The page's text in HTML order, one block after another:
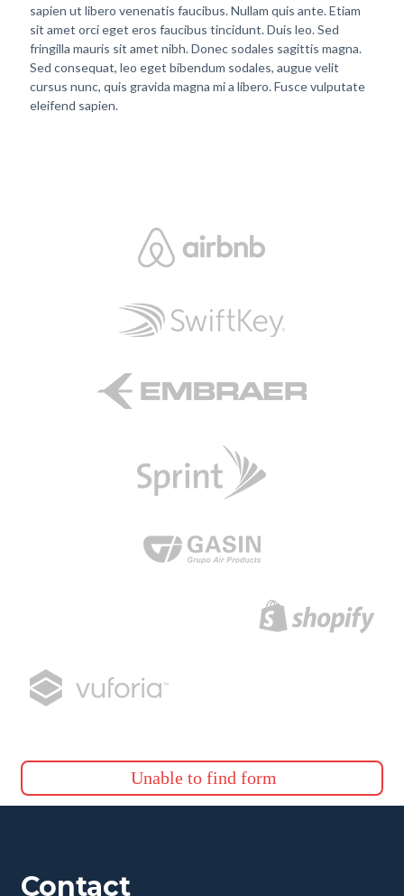
sapien ut libero venenatis faucibus. Nullam quis ante. Etiam
sit amet orci eget eros faucibus tincidunt. Duis leo. Sed
fringilla mauris sit amet nibh. Donec sodales sagittis magna.
Sed consequat, leo eget bibendum sodales, augue velit
cursus nunc, quis gravida magna mi a libero. Fusce vulputate
eleifend sapien.
Unable to find form
Contact